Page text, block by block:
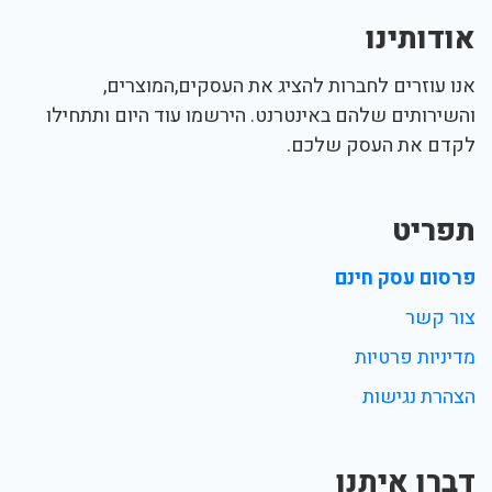
אודותינו
אנו עוזרים לחברות להציג את העסקים,המוצרים,
והשירותים שלהם באינטרנט. הירשמו עוד היום ותתחילו
לקדם את העסק שלכם.
תפריט
פרסום עסק חינם
צור קשר
מדיניות פרטיות
הצהרת נגישות
דברו איתנו